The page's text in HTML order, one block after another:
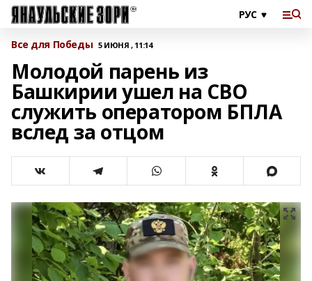
Все для Победы 5 ИЮНЯ , 11:14
Молодой парень из
Башкирии ушел на СВО
служить оператором БПЛА
вслед за отцом